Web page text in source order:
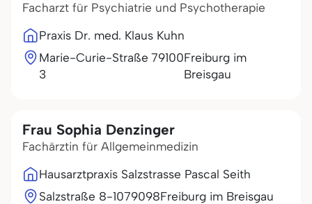
Facharzt für Psychiatrie und Psychotherapie
Praxis Dr. med. Klaus Kuhn
Marie-Curie-Straße
3
79100Freiburg im
Breisgau
Frau Sophia Denzinger
Fachärztin für Allgemeinmedizin
Hausarztpraxis Salzstrasse Pascal Seith
Salzstraße 8-1079098Freiburg im Breisgau